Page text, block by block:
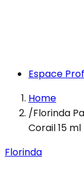
Espace
Home
/Florinda
Corail 15 ml
Florinda